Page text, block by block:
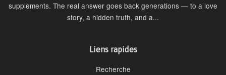
supplements. The real answer goes back generations — to a love
story, a hidden truth, and a...
Liens rapides
Recherche